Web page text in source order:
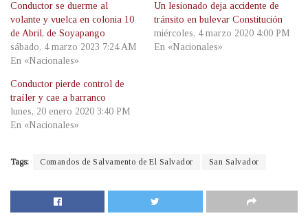
Conductor se duerme al
volante y vuelca en colonia 10
de Abril, de Soyapango
sábado, 4 marzo 2023 7:24 AM
En «Nacionales»
Un lesionado deja accidente de
tránsito en bulevar Constitución
miércoles, 4 marzo 2020 4:00 PM
En «Nacionales»
Conductor pierde control de
traíler y cae a barranco
lunes, 20 enero 2020 3:40 PM
En «Nacionales»
Tags: Comandos de Salvamento de El Salvador San Salvador